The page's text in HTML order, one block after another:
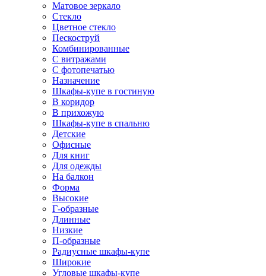
Матовое зеркало
Стекло
Цветное стекло
Пескоструй
Комбинированные
С витражами
С фотопечатью
Назначение
Шкафы-купе в гостиную
В коридор
В прихожую
Шкафы-купе в спальню
Детские
Офисные
Для книг
Для одежды
На балкон
Форма
Высокие
Г-образные
Длинные
Низкие
П-образные
Радиусные шкафы-купе
Широкие
Угловые шкафы-купе